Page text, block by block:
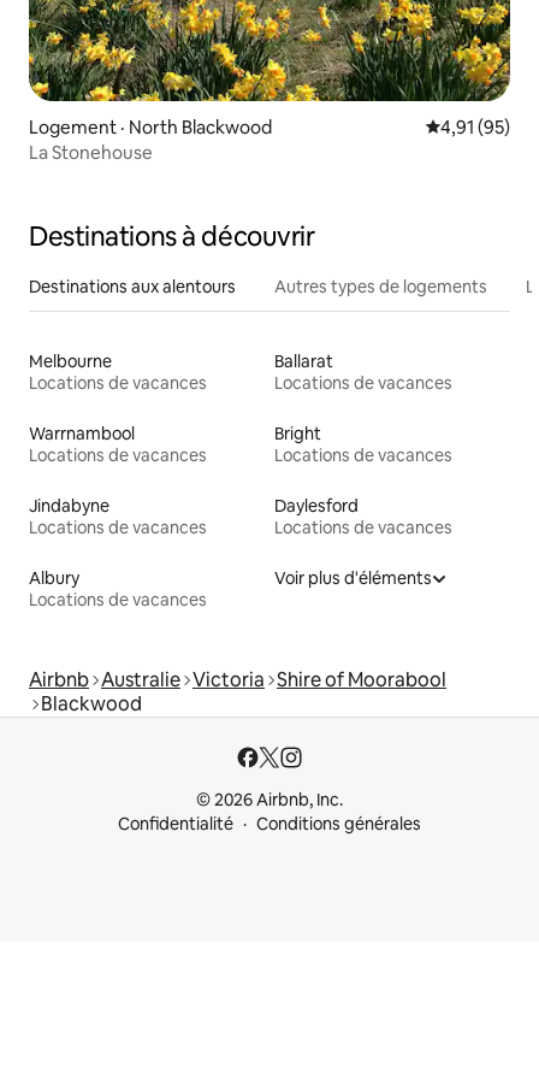
Logement · North Blackwood Note
4,91 (95)
La Stonehouse
Destinations à découvrir
Destinations aux alentours Autres types de logements
Melbourne
Locations de vacances
Ballarat
Locations de vacances
Warrnambool
Locations de vacances
Bright
Locations de vacances
Jindabyne
Locations de vacances
Daylesford
Locations de vacances
Albury
Locations de vacances
Voir plus d'éléments
Airbnb Australie Victoria Shire of Moorabool
Blackwood
© 2026 Airbnb, Inc.
Confidentialité
Conditions générales